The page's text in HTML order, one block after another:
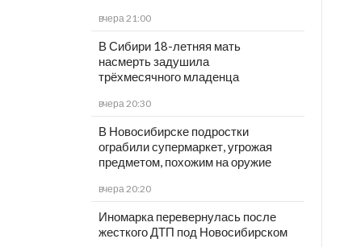
вчера 21:00
В Сибири 18-летняя мать
насмерть задушила
трёхмесячного младенца
вчера 20:30
В Новосибирске подростки
ограбили супермаркет, угрожая
предметом, похожим на оружие
вчера 20:20
Иномарка перевернулась после
жесткого ДТП под Новосибирском